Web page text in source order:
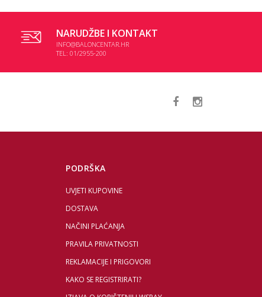
NARUDŽBE I KONTAKT
INFO@BALONCENTAR.HR
TEL: 01/2955-200
PODRŠKA
UVJETI KUPOVINE
DOSTAVA
NAČINI PLAĆANJA
PRAVILA PRIVATNOSTI
REKLAMACIJE I PRIGOVORI
KAKO SE REGISTRIRATI?